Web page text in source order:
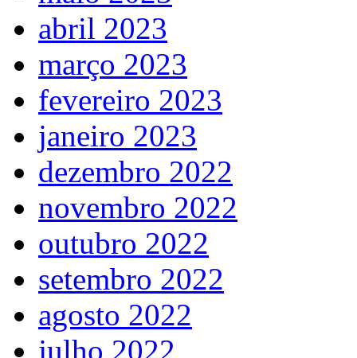
abril 2023
março 2023
fevereiro 2023
janeiro 2023
dezembro 2022
novembro 2022
outubro 2022
setembro 2022
agosto 2022
julho 2022